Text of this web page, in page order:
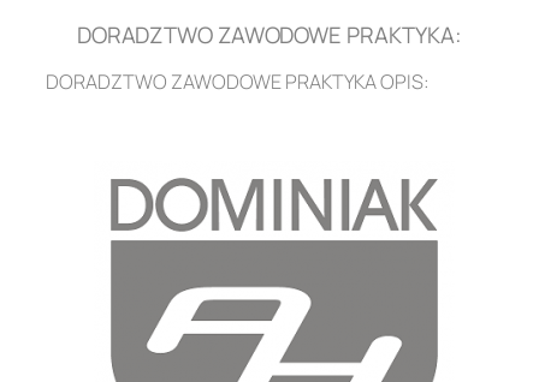
DORADZTWO ZAWODOWE PRAKTYKA:
DORADZTWO ZAWODOWE PRAKTYKA OPIS: